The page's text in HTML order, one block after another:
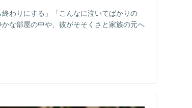
わりにする」「こんなに泣いてばかりの
な部屋の中や、彼がそそくさと家族の元へ